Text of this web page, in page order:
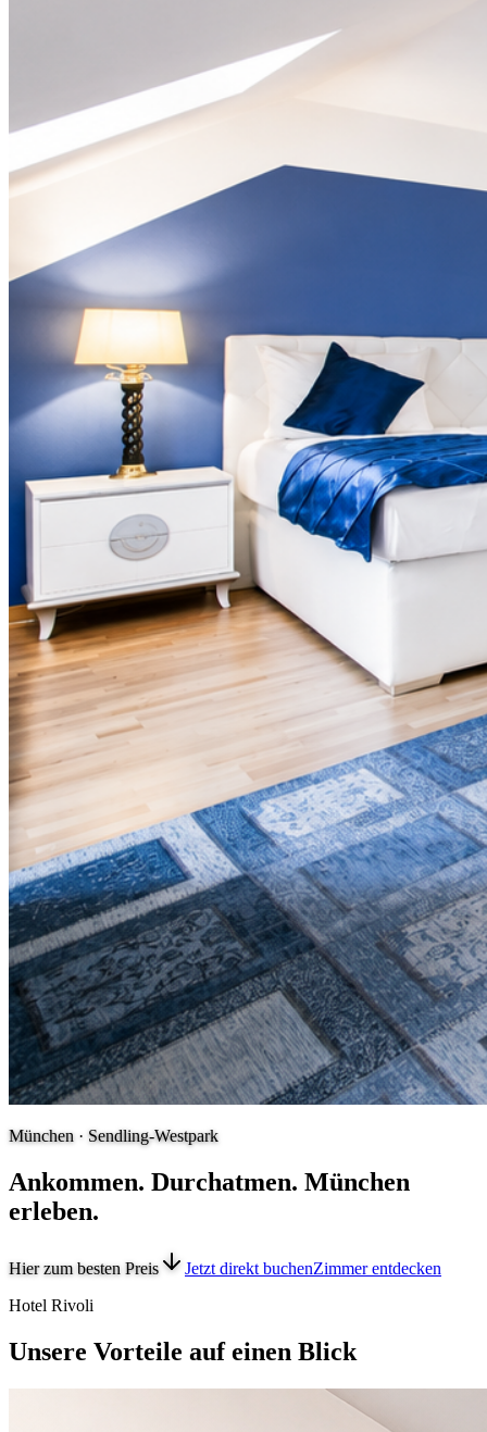
München · Sendling-Westpark
Ankommen. Durchatmen. München
erleben.
Hier zum besten Preis Jetzt direkt buchenZimmer entdecken
Hotel Rivoli
Unsere Vorteile auf einen Blick